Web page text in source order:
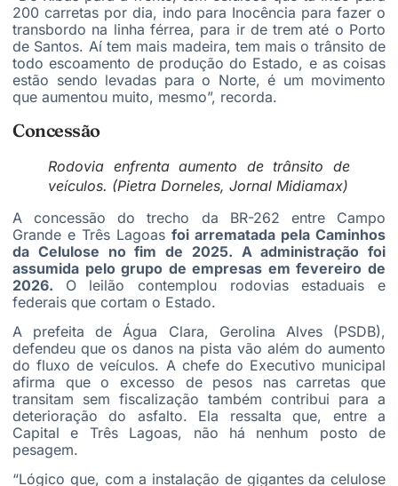
200 carretas por dia, indo para Inocência para fazer o
transbordo na linha férrea, para ir de trem até o Porto
de Santos. Aí tem mais madeira, tem mais o trânsito de
todo escoamento de produção do Estado, e as coisas
estão sendo levadas para o Norte, é um movimento
que aumentou muito, mesmo”, recorda.
Concessão
Rodovia enfrenta aumento de trânsito de
veículos. (Pietra Dorneles, Jornal Midiamax)
A concessão do trecho da BR-262 entre Campo
Grande e Três Lagoas foi arrematada pela Caminhos
da Celulose no fim de 2025. A administração foi
assumida pelo grupo de empresas em fevereiro de
2026.
O leilão contemplou rodovias estaduais e
federais que cortam o Estado.
A prefeita de Água Clara, Gerolina Alves (PSDB),
defendeu que os danos na pista vão além do aumento
do fluxo de veículos. A chefe do Executivo municipal
afirma que o excesso de pesos nas carretas que
transitam sem fiscalização também contribui para a
deterioração do asfalto. Ela ressalta que, entre a
Capital e Três Lagoas, não há nenhum posto de
pesagem.
“Lógico que, com a instalação de gigantes da celulose